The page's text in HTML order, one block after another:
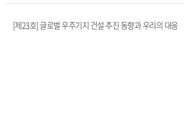
[제23호] 글로벌 우주기지 건설 추진 동향과 우리의 대응